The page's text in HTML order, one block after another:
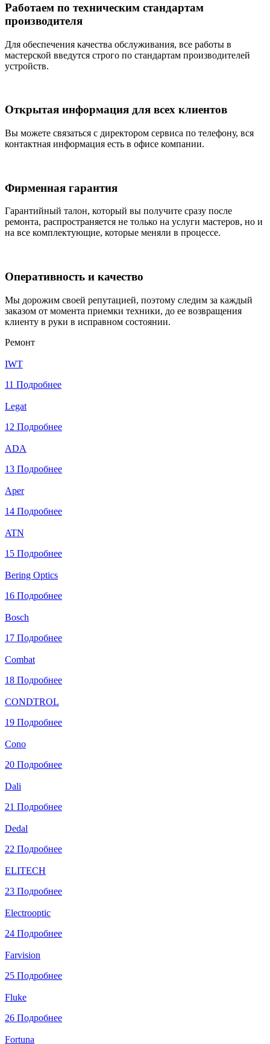
Работаем по техническим стандартам
производителя
Для обеспечения качества обслуживания, все работы в
мастерской введутся строго по стандартам производителей
устройств.
Открытая информация для всех клиентов
Вы можете связаться с директором сервиса по телефону, вся
контактная информация есть в офисе компании.
Фирменная гарантия
Гарантийный талон, который вы получите сразу после
ремонта, распространяется не только на услуги мастеров, но и
на все комплектующие, которые меняли в процессе.
Оперативность и качество
Мы дорожим своей репутацией, поэтому следим за каждый
заказом от момента приемки техники, до ее возвращения
клиенту в руки в исправном состоянии.
Ремонт
IWT
11 Подробнее
Legat
12 Подробнее
ADA
13 Подробнее
Aper
14 Подробнее
ATN
15 Подробнее
Bering Optics
16 Подробнее
Bosch
17 Подробнее
Combat
18 Подробнее
CONDTROL
19 Подробнее
Cono
20 Подробнее
Dali
21 Подробнее
Dedal
22 Подробнее
ELITECH
23 Подробнее
Electrooptic
24 Подробнее
Farvision
25 Подробнее
Fluke
26 Подробнее
Fortuna